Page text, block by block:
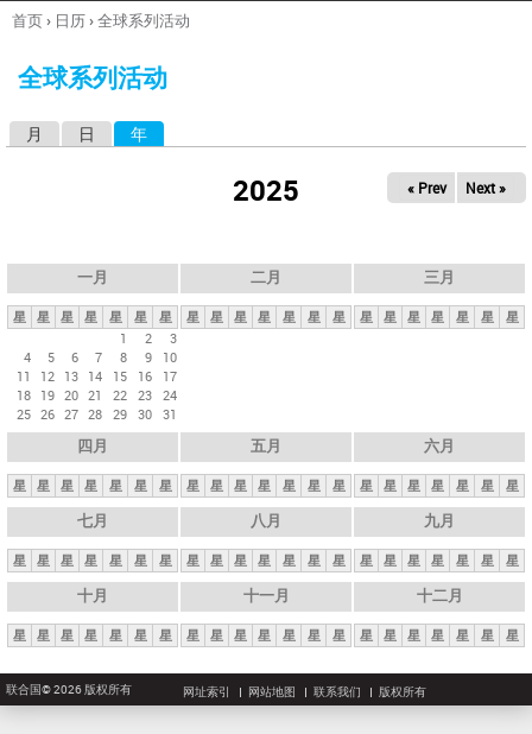
你
这
首页› 日历›全球系列活动
全球系列活动
月 日 年
2025 « Prev Next »
一月
星 星 星 星 星 星
星
1
2
3
4
5 6 7 8 9
10
11
12 13 14 15 16
17
18 19 20 21 22 23 24
25 26 27 28 29 30 31
二月
星 星 星 星 星 星 星
三月
星 星 星 星 星 星 星
四月
星 星 星 星 星 星 星
五月
星 星 星 星 星 星 星
六月
星 星 星 星 星 星 星
七月
星 星 星 星 星 星 星
八月
星 星 星 星 星 星 星
九月
星 星 星 星 星 星 星
十月
星 星 星 星 星 星 星
十一月
星 星 星 星 星 星 星
十二月
星 星 星 星 星 星 星
联合国© 2026 版权所有 网址索引 网站地图 联系我们 版权所有